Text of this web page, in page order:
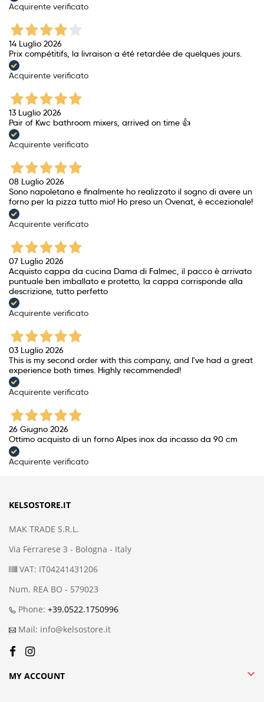
Acquirente verificato
14 Luglio 2026
Prix ​​compétitifs, la livraison a été retardée de quelques jours.
Acquirente verificato
13 Luglio 2026
Pair of Kwc bathroom mixers, arrived on time 👍
Acquirente verificato
08 Luglio 2026
Sono napoletano e finalmente ho realizzato il sogno di avere un
forno per la pizza tutto mio! Ho preso un Ovenat, è eccezionale!
Acquirente verificato
07 Luglio 2026
Acquisto cappa da cucina Dama di Falmec, il pacco è arrivato
puntuale ben imballato e protetto, la cappa corrisponde alla
descrizione, tutto perfetto
Acquirente verificato
03 Luglio 2026
This is my second order with this company, and I've had a great
experience both times. Highly recommended!
Acquirente verificato
26 Giugno 2026
Ottimo acquisto di un forno Alpes inox da incasso da 90 cm
Acquirente verificato
KELSOSTORE.IT
MAK TRADE S.R.L.
Via Ferrarese 3 - Bologna - Italy
VAT: IT04241431206
Num. REA BO - 579023
Phone: +39.0522.1750996
Mail: info@kelsostore.it
MY ACCOUNT 